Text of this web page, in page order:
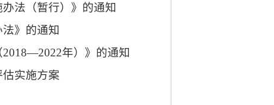
法（暂行）》的通知
》的通知
2018—2022年）》的通知
估实施方案